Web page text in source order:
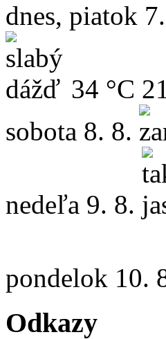
dnes, piatok
34 °C
sobota 8. 8.
nedeľa 9. 8.
pondelok 10.
Odkazy